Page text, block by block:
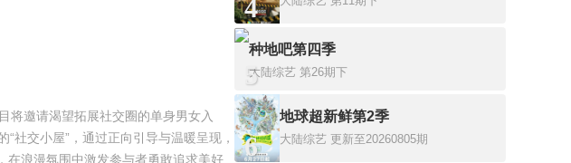
将邀请渴望拓展社交圈的单身男女入
社交小屋”，通过正向引导与温暖呈现，
在浪漫氛围中激发参与者勇敢追求美好
4
5
种地吧第四季
大陆综艺 第26期下
6
地球超新鲜第2季
大陆综艺 更新至20260805期